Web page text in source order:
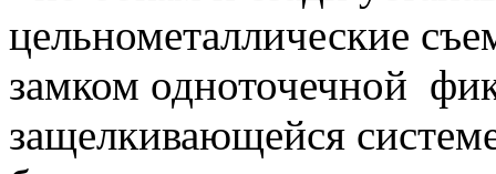
цельнометаллические
замком одноточечной
защелкивающейся